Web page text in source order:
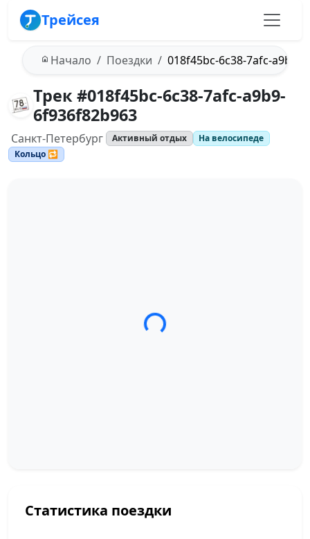
Трейсея
Начало Поездки 018f45bc-6c38-7afc-a9b9-
Трек #018f45bc-6c38-7afc-a9b9-
6f936f82b963
Санкт-Петербург Активный отдых
На велосипеде
Кольцо 🔁
Загрузка трека...
Статистика поездки